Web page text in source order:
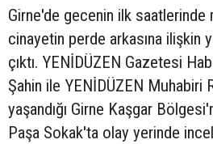
Girne'de gecenin ilk saatlerinde
cinayetin perde arkasına ilişkin
çıktı. YENİDÜZEN Gazetesi
Şahin ile YENİDÜZEN Muhabiri
yaşandığı Girne Kaşgar
Paşa Sokak'ta olay yerinde